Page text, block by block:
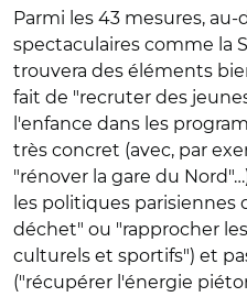
Parmi les 43 mesures, au-
spectaculaires comme la
trouvera des éléments
fait de "recruter des
l'enfance dans les
très concret (avec, par
"rénover la gare du
les politiques parisiennes
déchet" ou "rapprocher
culturels et sportifs") et
("récupérer l'énergie